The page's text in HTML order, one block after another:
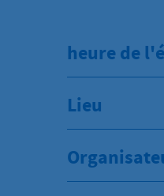
heure de
Lieu